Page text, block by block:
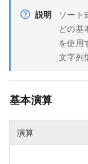
説明
ソート
どの基
を使用
文字列
基本演算
演算